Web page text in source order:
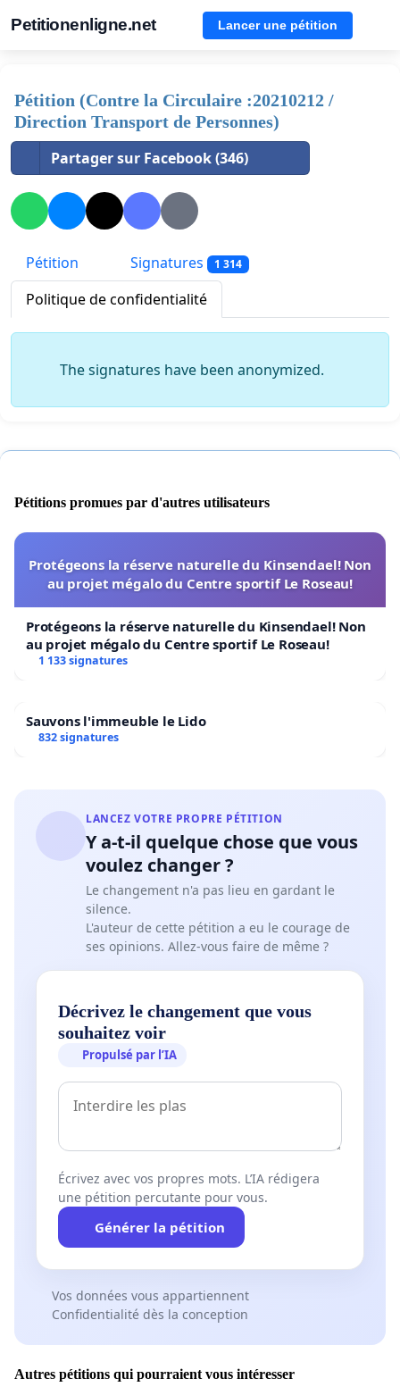
Petitionenligne.net Lancer une pétition
Pétition (Contre la Circulaire :20210212 /
Direction Transport de Personnes)
Partager sur Facebook (346)
Pétition Signatures 1 314
Politique de confidentialité
The signatures have been anonymized.
Pétitions promues par d'autres utilisateurs
Protégeons la réserve naturelle du Kinsendael! Non
au projet mégalo du Centre sportif Le Roseau!
Protégeons la réserve naturelle du Kinsendael! Non
au projet mégalo du Centre sportif Le Roseau!
1 133 signatures
Sauvons l'immeuble le Lido
832 signatures
LANCEZ VOTRE PROPRE PÉTITION
Y a-t-il quelque chose que vous
voulez changer ?
Le changement n'a pas lieu en gardant le
silence.
L'auteur de cette pétition a eu le courage de
ses opinions. Allez-vous faire de même ?
Décrivez le changement que vous
souhaitez voir
Propulsé par l’IA
Écrivez avec vos propres mots. L’IA rédigera
une pétition percutante pour vous.
Générer la pétition
Vos données vous appartiennent
Confidentialité dès la conception
Autres pétitions qui pourraient vous intéresser